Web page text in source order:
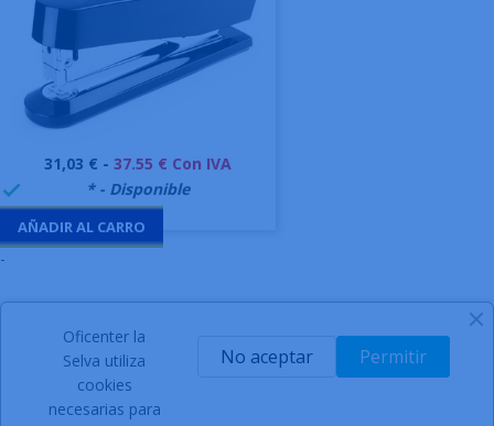
Precio
31,03 € - 37.55 € Con IVA
 * - Disponible
AÑADIR AL CARRO
-
SIGN UP FOR NEWSLETTER
Oficenter la
Selva utiliza
cookies
necesarias para
Permitir
No aceptar